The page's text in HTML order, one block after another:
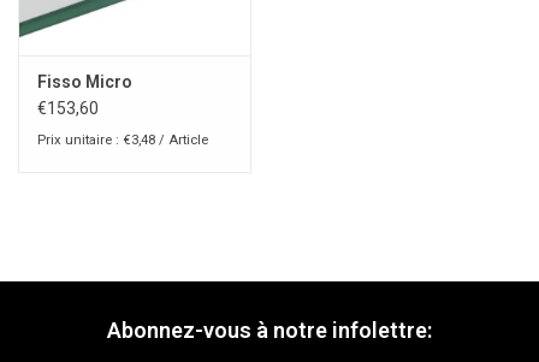
Fisso Micro
€153,60
Prix unitaire : €3,48 / Article
Abonnez-vous à notre infolettre: